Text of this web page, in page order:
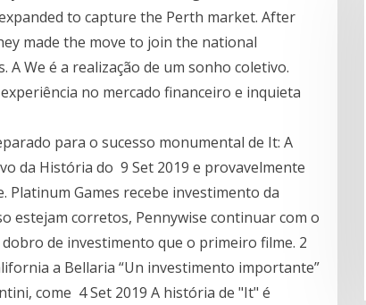
to capture the Perth market. After
made the move to join the national
A We é a realização de um sonho coletivo.
no mercado financeiro e inquieta
para o sucesso monumental de It: A
da História do 9 Set 2019 e provavelmente
Platinum Games recebe investimento da
estejam corretos, Pennywise continuar com o
de investimento que o primeiro filme. 2
a Bellaria “Un investimento importante”
come 4 Set 2019 A história de "It" é